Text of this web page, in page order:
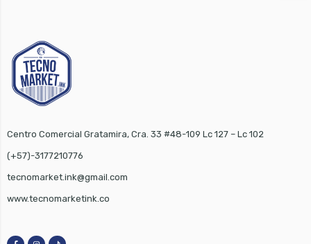
Centro Comercial Gratamira, Cra. 33 #48-109 Lc 127 – Lc 102
(+57)-3177210776
tecnomarket.ink@gmail.com
www.tecnomarketink.co